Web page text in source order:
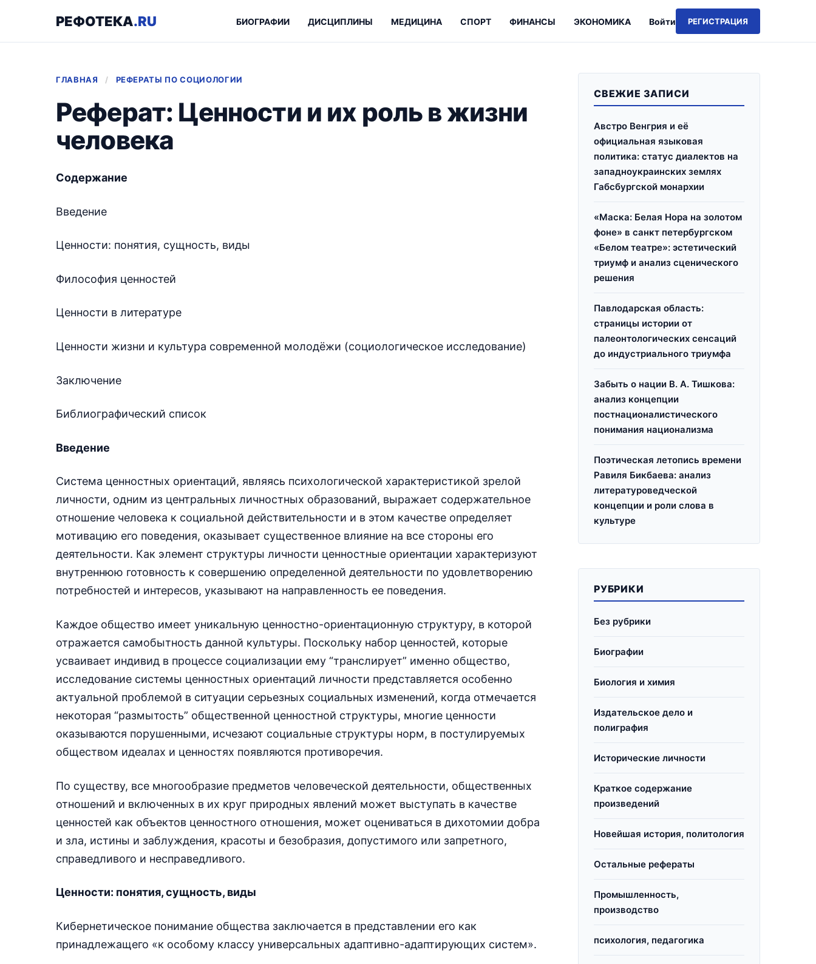
РЕФОТЕКА.RU Войти РЕГИСТРАЦИЯ
БИОГРАФИИ ДИСЦИПЛИНЫ МЕДИЦИНА СПОРТ ФИНАНСЫ ЭКОНОМИКА
ГЛАВНАЯ / РЕФЕРАТЫ ПО СОЦИОЛОГИИ
Реферат: Ценности и их роль в жизни
человека
Содержание
Введение
Ценности: понятия, сущность, виды
Философия ценностей
Ценности в литературе
Ценности жизни и культура современной молодёжи (социологическое исследование)
Заключение
Библиографический список
Введение
Система ценностных ориентаций, являясь психологической характеристикой зрелой
личности, одним из центральных личностных образований, выражает содержательное
отношение человека к социальной действительности и в этом качестве определяет
мотивацию его поведения, оказывает существенное влияние на все стороны его
деятельности. Как элемент структуры личности ценностные ориентации характеризуют
внутреннюю готовность к совершению определенной деятельности по удовлетворению
потребностей и интересов, указывают на направленность ее поведения.
Каждое общество имеет уникальную ценностно-ориентационную структуру, в которой
отражается самобытность данной культуры. Поскольку набор ценностей, которые
усваивает индивид в процессе социализации ему “транслирует” именно общество,
исследование системы ценностных ориентаций личности представляется особенно
актуальной проблемой в ситуации серьезных социальных изменений, когда отмечается
некоторая “размытость” общественной ценностной структуры, многие ценности
оказываются порушенными, исчезают социальные структуры норм, в постулируемых
обществом идеалах и ценностях появляются противоречия.
По существу, все многообразие предметов человеческой деятельности, общественных
отношений и включенных в их круг природных явлений может выступать в качестве
ценностей как объектов ценностного отношения, может оцениваться в дихотомии добра
и зла, истины и заблуждения, красоты и безобразия, допустимого или запретного,
справедливого и несправедливого.
Ценности: понятия, сущность, виды
Кибернетическое понимание общества заключается в представлении его как
принадлежащего «к особому классу универсальных адаптивно-адаптирующих систем».
СВЕЖИЕ ЗАПИСИ
Австро Венгрия и её
официальная языковая
политика: статус диалектов на
западноукраинских землях
Габсбургской монархии
«Маска: Белая Нора на золотом
фоне» в санкт петербургском
«Белом театре»: эстетический
триумф и анализ сценического
решения
Павлодарская область:
страницы истории от
палеонтологических сенсаций
до индустриального триумфа
Забыть о нации В. А. Тишкова:
анализ концепции
постнационалистического
понимания национализма
Поэтическая летопись времени
Равиля Бикбаева: анализ
литературоведческой
концепции и роли слова в
культуре
РУБРИКИ
Без рубрики
Биографии
Биология и химия
Издательское дело и
полиграфия
Исторические личности
Краткое содержание
произведений
Новейшая история, политология
Остальные рефераты
Промышленность,
производство
психология, педагогика